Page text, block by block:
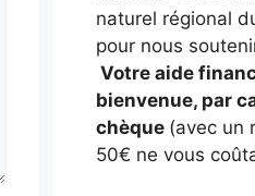
naturel régional
pour nous
Votre aide
bienvenue, par
chèque (avec un
50€ ne vous